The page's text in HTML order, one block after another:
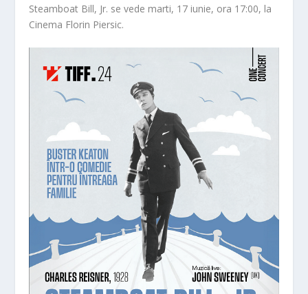
Steamboat Bill, Jr. se vede marti, 17 iunie, ora 17:00, la
Cinema Florin Piersic.